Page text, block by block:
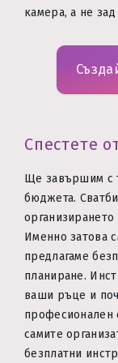
камера, а не зад
Спестете
Ще завършим с
бюджета.
Именно затова
предлагаме
планиране.
ваши ръце и
професионален
самите
безплатни